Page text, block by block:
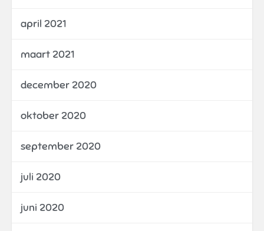
april 2021
maart 2021
december 2020
oktober 2020
september 2020
juli 2020
juni 2020